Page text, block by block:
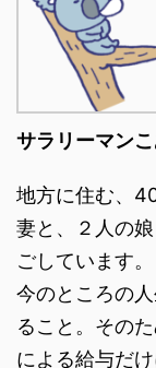
サラリーマン
地方に住む、
妻と、２人の
ごしています。
今のところの
ること。その
による給与だ